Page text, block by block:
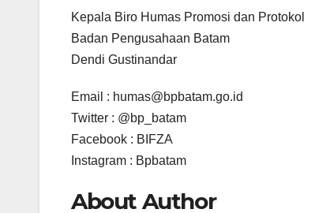
Kepala Biro Humas Promosi dan Protokol
Badan Pengusahaan Batam
Dendi Gustinandar
Email : humas@bpbatam.go.id
Twitter : @bp_batam
Facebook : BIFZA
Instagram : Bpbatam
About Author